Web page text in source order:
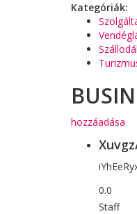
Kategóriák:
hozzáadása
0.0
Staff